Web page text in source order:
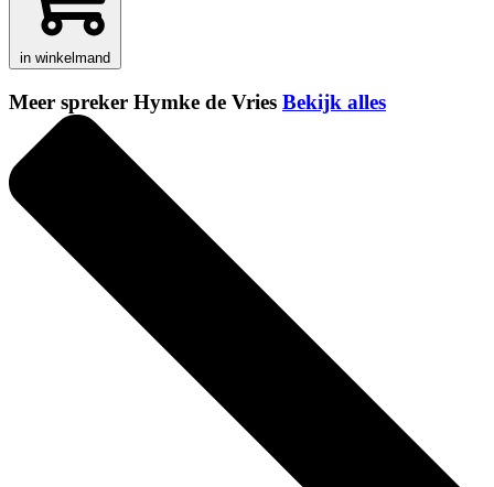
in winkelmand
Meer spreker Hymke de Vries Bekijk alles